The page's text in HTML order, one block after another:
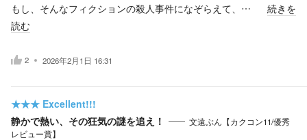
もし、そんなフィクションの殺人事件になぞらえて、…
続きを
読む
2 2026年2月1日 16:31
★★★ Excellent!!!
静かで熱い、その狂気の謎を追え！
文遠ぶん【カクコン11/優秀
レビュー賞】